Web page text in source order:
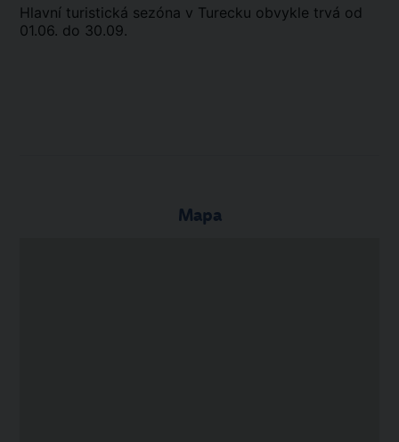
Hlavní turistická sezóna v Turecku obvykle trvá od
01.06. do 30.09.
Mapa